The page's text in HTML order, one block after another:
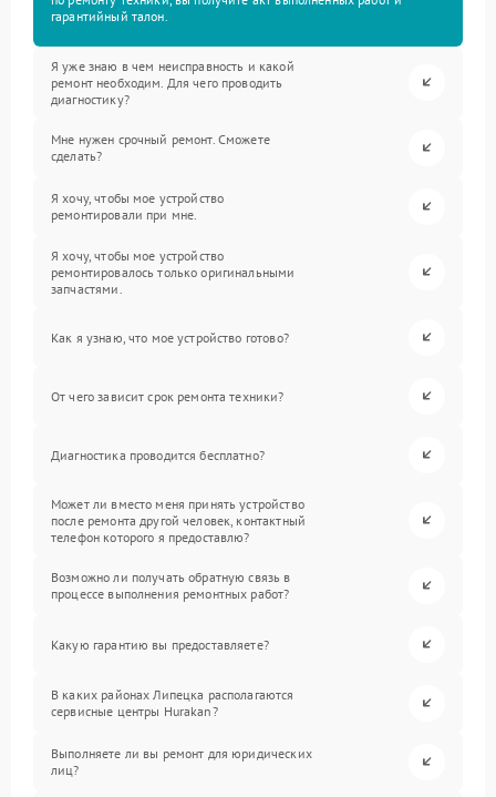
гарантийный талон.
Я уже знаю в чем неисправность и какой
ремонт необходим. Для чего проводить
диагностику?
Мне нужен срочный ремонт. Сможете
сделать?
Я хочу, чтобы мое устройство
ремонтировали при мне.
Я хочу, чтобы мое устройство
ремонтировалось только оригинальными
запчастями.
Как я узнаю, что мое устройство готово?
От чего зависит срок ремонта техники?
Диагностика проводится бесплатно?
Может ли вместо меня принять устройство
после ремонта другой человек, контактный
телефон которого я предоставлю?
Возможно ли получать обратную связь в
процессе выполнения ремонтных работ?
Какую гарантию вы предоставляете?
В каких районах Липецка располагаются
сервисные центры Hurakan?
Выполняете ли вы ремонт для юридических
лиц?